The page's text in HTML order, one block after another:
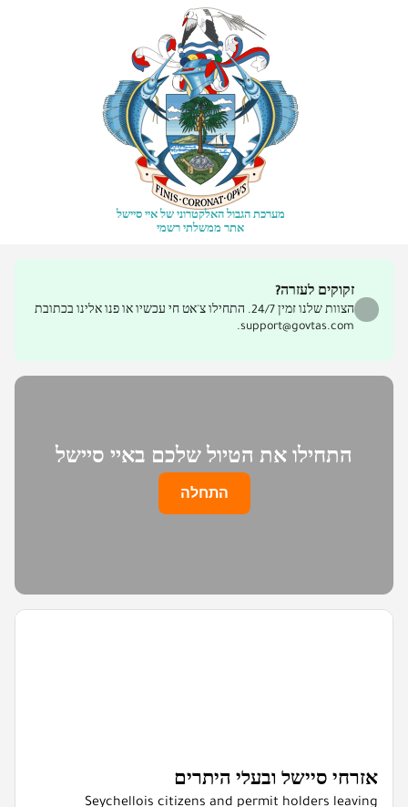
מערכת הגבול האלקטרוני של איי סיישל
אתר ממשלתי רשמי
זקוקים לעזרה?
הצוות שלנו זמין 24/7. התחילו צ'אט חי עכשיו או פנו אלינו בכתובת
support@govtas.com.
התחילו את הטיול שלכם באיי סיישל
התחלה
אזרחי סיישל ובעלי היתרים
Seychellois citizens and permit holders leaving